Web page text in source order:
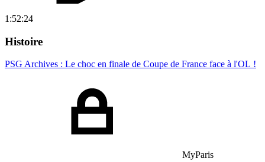
1:52:24
Histoire
PSG Archives : Le choc en finale de Coupe de France face à l'OL !
MyParis